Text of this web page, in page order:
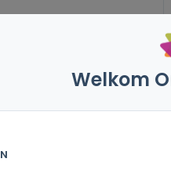
Welkom